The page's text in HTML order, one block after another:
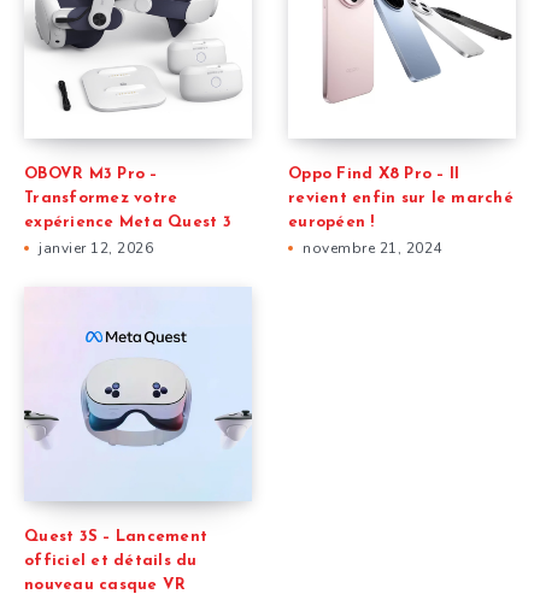
OBOVR M3 Pro –
Transformez votre
expérience Meta Quest 3
janvier 12, 2026
Oppo Find X8 Pro – Il
revient enfin sur le marché
européen !
novembre 21, 2024
Quest 3S – Lancement
officiel et détails du
nouveau casque VR